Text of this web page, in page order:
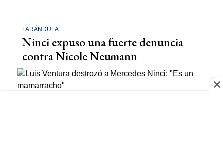
FARÁNDULA
Ninci expuso una fuerte denuncia
contra Nicole Neumann